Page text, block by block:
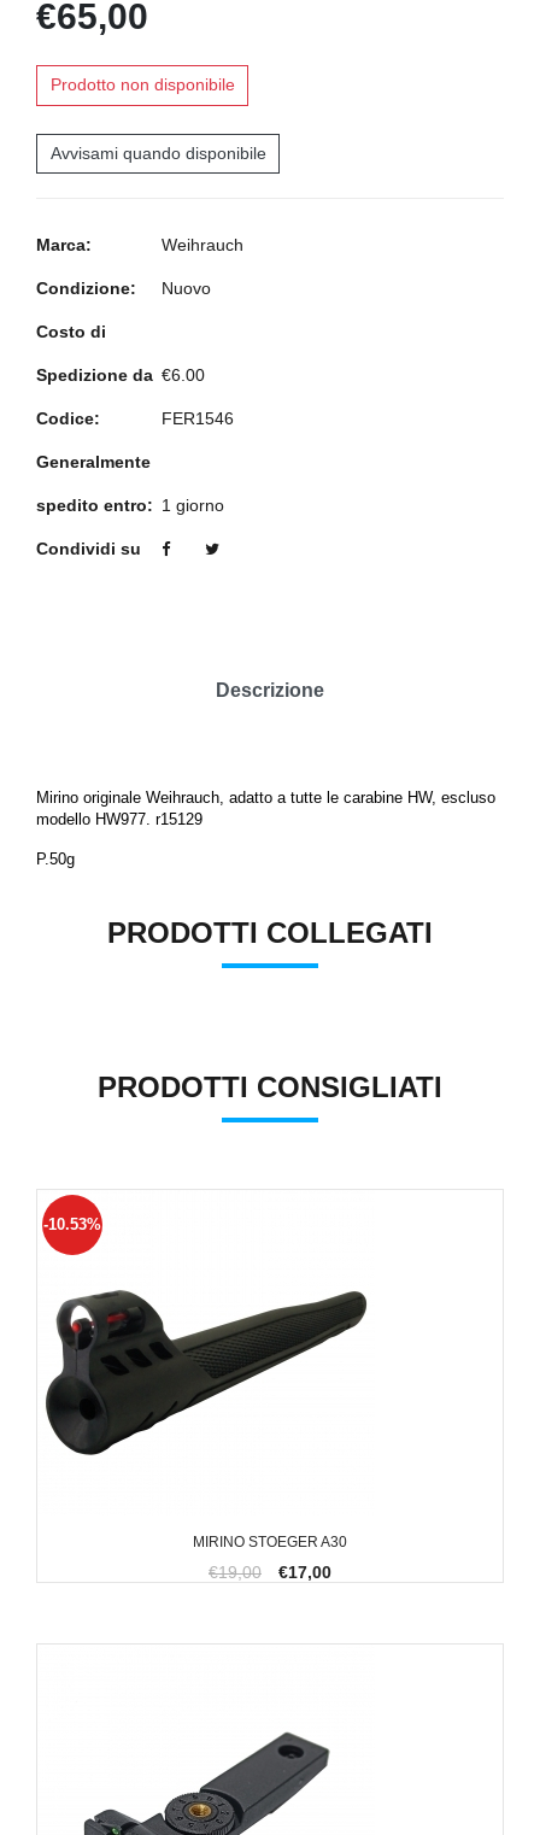
€65,00
Prodotto non disponibile
Avvisami quando disponibile
Marca: Weihrauch
Condizione: Nuovo
Costo di
Spedizione da €6.00
Codice: FER1546
Generalmente
spedito entro: 1 giorno
Condividi su
Descrizione
Mirino originale Weihrauch, adatto a tutte le carabine HW, escluso
modello HW977. r15129
P.50g
PRODOTTI COLLEGATI
PRODOTTI CONSIGLIATI
MIRINO STOEGER A30
-10.53%
€19,00 €17,00